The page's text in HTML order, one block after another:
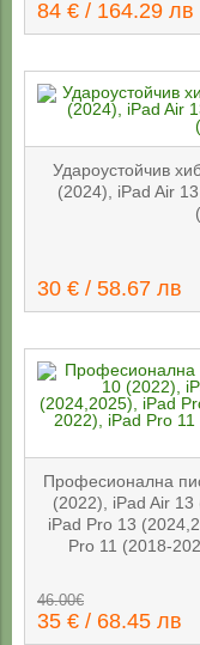
84 € / 164.29 лв
Удароустойчив
(2024), iPad Air
30 € / 58.67 лв
Професионална
(2022), iPad Air 13
iPad Pro 13
Pro 11 (2018-
46.00€
35 € / 68.45 лв